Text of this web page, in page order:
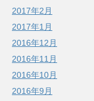
2017年2月
2017年1月
2016年12月
2016年11月
2016年10月
2016年9月